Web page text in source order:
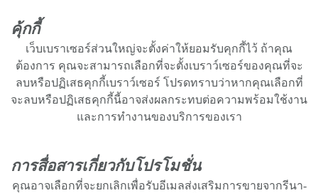
คุ้กกี้
เว็บเบราเซอร์ส่วนใหญ่จะตั้งค่าให้ยอมรับคุกกี้ไว้ ถ้าคุณ
ต้องการ คุณจะสามารถเลือกที่จะตั้งเบราว์เซอร์ของคุณที่จะ
ลบหรือปฏิเสธคุกกี้เบราว์เซอร์ โปรดทราบว่าหากคุณเลือกที่
จะลบหรือปฏิเสธคุกกี้นี้อาจส่งผลกระทบต่อความพร้อมใช้งาน
และการทำงานของบริการของเรา
การสื่อสารเกี่ยวกับโปรโมชั่น
คุณอาจเลือกที่จะยกเลิกเพื่อรับอีเมลส่งเสริมการขายจากรีนา-